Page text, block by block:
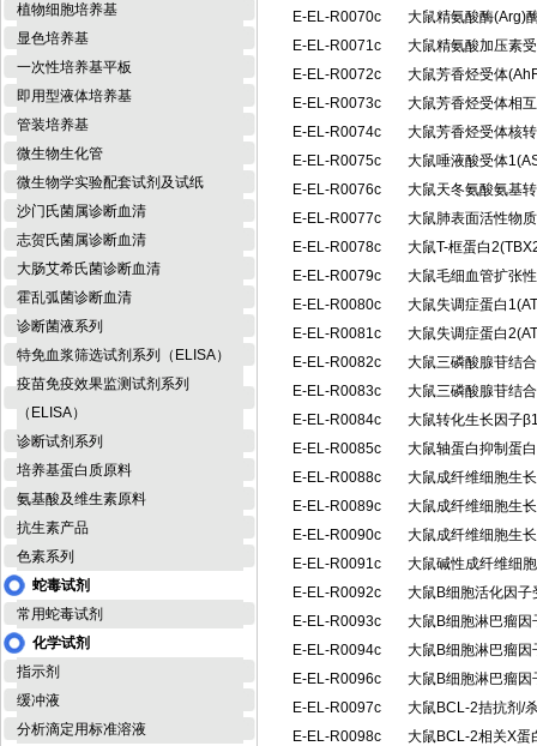
植物细胞培养基
显色培养基
一次性培养基平板
即用型液体培养基
管装培养基
微生物生化管
微生物学实验配套试剂及试纸
沙门氏菌属诊断血清
志贺氏菌属诊断血清
大肠艾希氏菌诊断血清
霍乱弧菌诊断血清
诊断菌液系列
特免血浆筛选试剂系列（ELISA）
疫苗免疫效果监测试剂系列
（ELISA）
诊断试剂系列
培养基蛋白质原料
氨基酸及维生素原料
抗生素产品
色素系列
蛇毒试剂
常用蛇毒试剂
化学试剂
指示剂
缓冲液
分析滴定用标准溶液
E-EL-R0070c
大鼠精氨酸酶(Arg)
E-EL-R0071c
大鼠精氨酸加压素
E-EL-R0072c
大鼠芳香烃受体
E-EL-R0073c
大鼠芳香烃受体相
E-EL-R0074c
大鼠芳香烃受体核
E-EL-R0075c
大鼠唾液酸受体
E-EL-R0076c
大鼠天冬氨酸氨基
E-EL-R0077c
大鼠肺表面活性物
E-EL-R0078c
大鼠T-框蛋白
E-EL-R0079c
大鼠毛细血管扩张
E-EL-R0080c
大鼠失调症蛋白
E-EL-R0081c
大鼠失调症蛋白
E-EL-R0082c
大鼠三磷酸腺苷结
E-EL-R0083c
大鼠三磷酸腺苷结
E-EL-R0084c
大鼠转化生长因子
E-EL-R0085c
大鼠轴蛋白抑制蛋
E-EL-R0088c
大鼠成纤维细胞生
E-EL-R0089c
大鼠成纤维细胞生
E-EL-R0090c
大鼠成纤维细胞生
E-EL-R0091c
大鼠碱性成纤维细
E-EL-R0092c
大鼠B细胞活化因
E-EL-R0093c
大鼠B细胞淋巴瘤
E-EL-R0094c
大鼠B细胞淋巴瘤
E-EL-R0096c
大鼠B细胞淋巴瘤
E-EL-R0097c
大鼠BCL-2拮抗剂/
E-EL-R0098c
大鼠BCL-2相关X蛋